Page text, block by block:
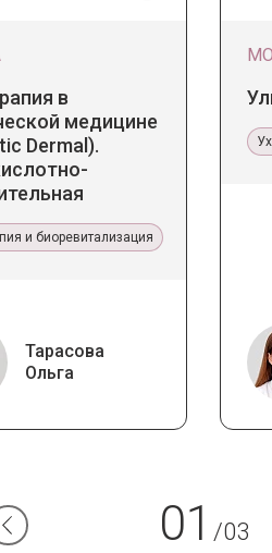
в
медицине
Dermal).
и биоревитализация
Тарасова
Ольга
01 /03